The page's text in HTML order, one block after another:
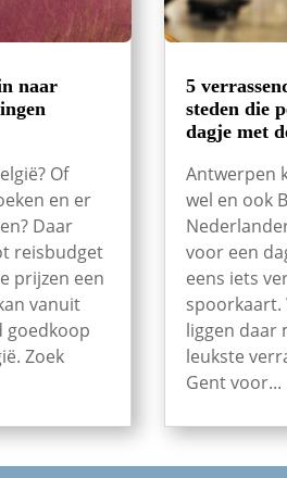
naar
Of
en er
Daar
reisbudget
prijzen een
vanuit
goedkoop
Zoek
5
steden die
dagje met
Antwerpen
wel en ook
voor een
eens iets
spoorkaart.
liggen daar
leukste
Gent voor...